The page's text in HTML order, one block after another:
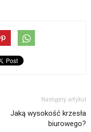
Następny artykuł
Jaką wysokość krzesła
biurowego?